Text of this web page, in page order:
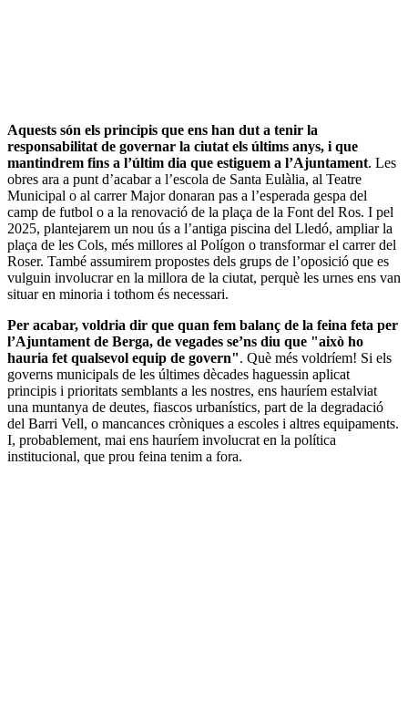
Aquests són els principis que ens han dut a tenir la
responsabilitat de governar la ciutat els últims anys, i que
mantindrem fins a l’últim dia que estiguem a l’Ajuntament. Les
obres ara a punt d’acabar a l’escola de Santa Eulàlia, al Teatre
Municipal o al carrer Major donaran pas a l’esperada gespa del
camp de futbol o a la renovació de la plaça de la Font del Ros. I pel
2025, plantejarem un nou ús a l’antiga piscina del Lledó, ampliar la
plaça de les Cols, més millores al Polígon o transformar el carrer del
Roser. També assumirem propostes dels grups de l’oposició que es
vulguin involucrar en la millora de la ciutat, perquè les urnes ens van
situar en minoria i tothom és necessari.
Per acabar, voldria dir que quan fem balanç de la feina feta per
l’Ajuntament de Berga, de vegades se’ns diu que "això ho
hauria fet qualsevol equip de govern". Què més voldríem! Si els
governs municipals de les últimes dècades haguessin aplicat
principis i prioritats semblants a les nostres, ens hauríem estalviat
una muntanya de deutes, fiascos urbanístics, part de la degradació
del Barri Vell, o mancances cròniques a escoles i altres equipaments.
I, probablement, mai ens hauríem involucrat en la política
institucional, que prou feina tenim a fora.